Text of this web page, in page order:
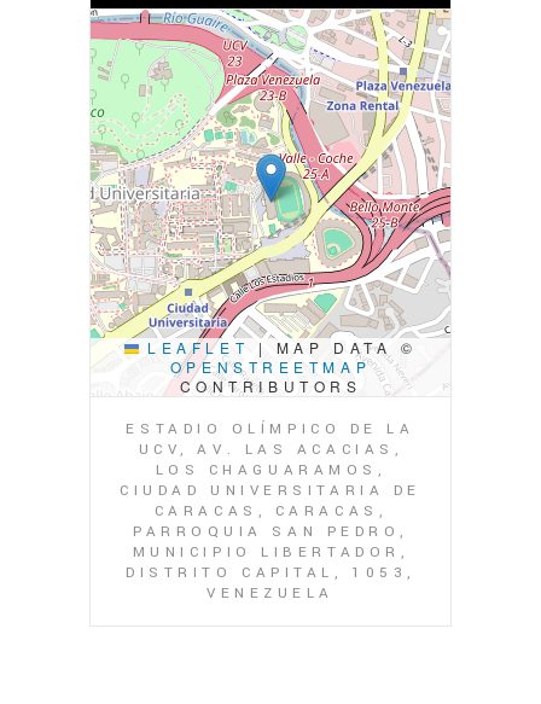
LEAFLET |
MAP DATA ©
OPENSTREETMAP
CONTRIBUTORS
ESTADIO OLÍMPICO DE LA
UCV, AV. LAS ACACIAS,
LOS CHAGUARAMOS,
CIUDAD UNIVERSITARIA DE
CARACAS, CARACAS,
PARROQUIA SAN PEDRO,
MUNICIPIO LIBERTADOR,
DISTRITO CAPITAL, 1053,
VENEZUELA